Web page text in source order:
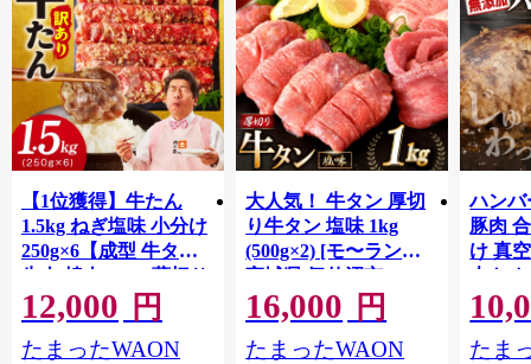
して活用させていただきます。是非、このふるさと納税
を通じて加西市を
応援していただきますようお願い申し上げます。ださい
【1位獲得】牛たん
1.5kg ねぎ塩味 小分け
250g×6【成型 牛タン
牛肉 焼肉 BBQ 薄切り
ぎゅうたん スライス
訳あり サイズ不揃
い】 G4721
12,000 円
たまったWAON
大人気！ 牛タン 厚切
り牛タン 塩味 1kg
(500g×2) [モ〜ランド
宮城県 気仙沼市
20564660] 肉 牛肉 精肉
牛たん 牛タン塩 牛た
ん塩 冷凍 焼肉 BBQ ア
16,000 円
たまったWAON
ハンバ
豚肉
け 真
大き
保存
淡路島
ポーク
たま